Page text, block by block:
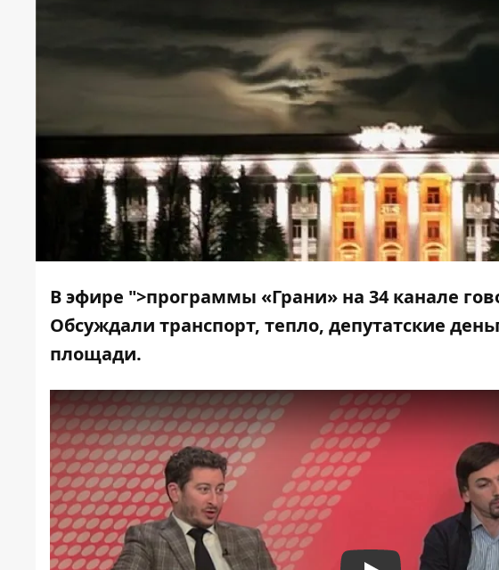
В эфире ">программы «Грани» на 34 канале
Обсуждали транспорт, тепло, депутатские
площади.